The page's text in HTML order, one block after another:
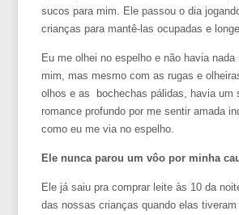
sucos para mim. Ele passou o dia
crianças para mantê-las ocupadas e
Eu me olhei no espelho e não havia nada
mim, mas mesmo com as rugas e
olhos e as bochechas pálidas, havia um
romance profundo por me sentir amada
como eu me via no espelho.
Ele nunca parou um vôo por minha
Ele já saiu pra comprar leite às 10 da
das nossas crianças quando elas